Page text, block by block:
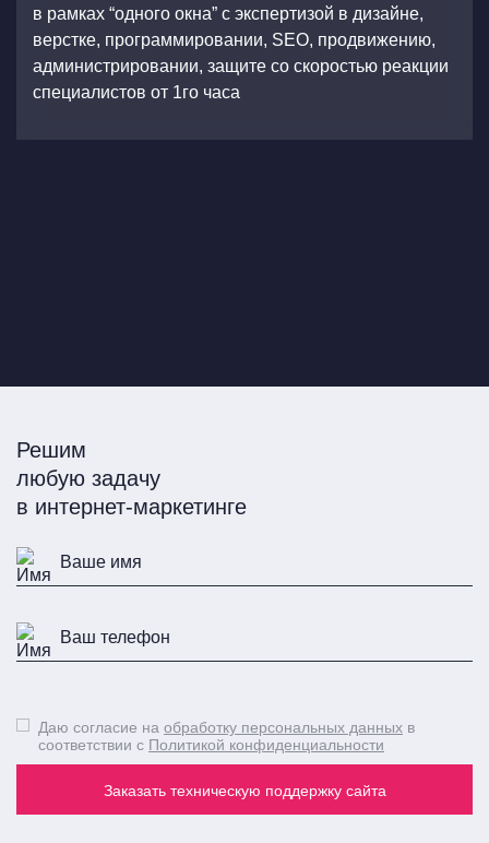
в рамках “одного окна” с экспертизой в дизайне,
верстке, программировании, SEO, продвижению,
администрировании, защите со скоростью реакции
специалистов от 1го часа
Решим
любую задачу
в интернет-маркетинге
Заказать техническую поддержку сайта
Даю согласие на обработку персональных данных в
соответствии с Политикой конфиденциальности